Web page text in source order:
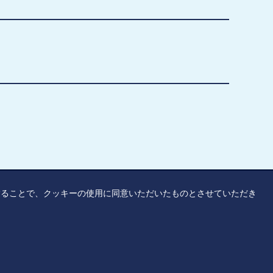
ことで、クッキーの使用に同意いただいたものとさせていただき